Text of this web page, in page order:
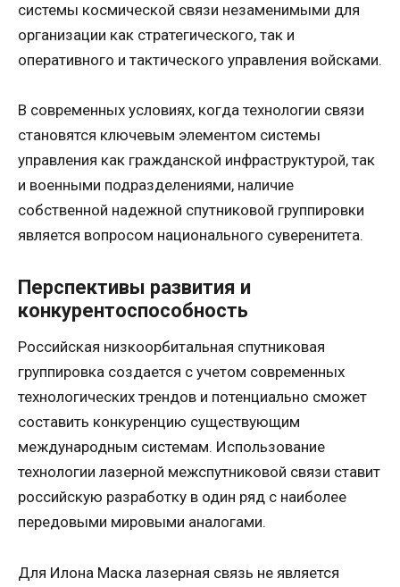
системы космической связи незаменимыми для
организации как стратегического, так и
оперативного и тактического управления войсками.
В современных условиях, когда технологии связи
становятся ключевым элементом системы
управления как гражданской инфраструктурой, так
и военными подразделениями, наличие
собственной надежной спутниковой группировки
является вопросом национального суверенитета.
Перспективы развития и
конкурентоспособность
Российская низкоорбитальная спутниковая
группировка создается с учетом современных
технологических трендов и потенциально сможет
составить конкуренцию существующим
международным системам. Использование
технологии лазерной межспутниковой связи ставит
российскую разработку в один ряд с наиболее
передовыми мировыми аналогами.
Для Илона Маска лазерная связь не является